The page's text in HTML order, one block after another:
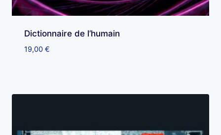
Dictionnaire de l’humain
19,00 €